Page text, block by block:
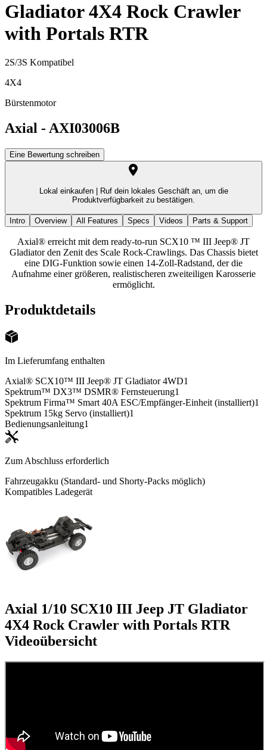
Gladiator 4X4 Rock Crawler
with Portals RTR
2S/3S Kompatibel
4X4
Bürstenmotor
Axial - AXI03006B
Eine Bewertung schreiben
Lokal einkaufen |
Ruf dein lokales Geschäft an, um die
Produktverfügbarkeit zu bestätigen.
Intro Overview All Features Specs Videos Parts & Support
Axial® erreicht mit dem ready-to-run SCX10 ™ III Jeep® JT
Gladiator den Zenit des Scale Rock-Crawlings. Das Chassis bietet
eine DIG-Funktion sowie einen 14-Zoll-Radstand, der die
Aufnahme einer größeren, realistischeren zweiteiligen Karosserie
ermöglicht.
Produktdetails
Im Lieferumfang enthalten
Axial® SCX10™ III Jeep® JT Gladiator 4WD1
Spektrum™ DX3™ DSMR® Fernsteuerung1
Spektrum Firma™ Smart 40A ESC/Empfänger-Einheit (installiert)1
Spektrum 15kg Servo (installiert)1
Bedienungsanleitung1
Zum Abschluss erforderlich
Fahrzeugakku (Standard- und Shorty-Packs möglich)
Kompatibles Ladegerät
Axial 1/10 SCX10 III Jeep JT Gladiator
4X4 Rock Crawler with Portals RTR
Videoübersicht